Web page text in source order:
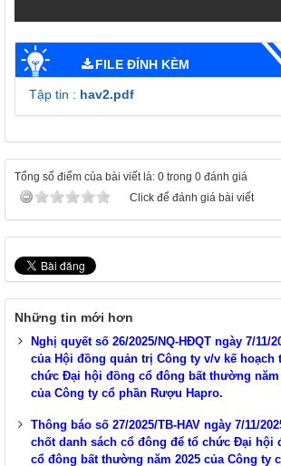
FILE ĐÍNH KÈM
Tập tin : hav2.pdf
Tổng số điểm của bài viết là: 0 trong 0 đánh giá
Click để đánh giá bài viết
Những tin mới hơn
Nghị quyết số 26/2025/NQ-HĐQT ngày 7/11/
của Hội đồng quản trị Công ty v/v kế hoạch
chức Đại hội đồng cổ đông bất thường năm
của Công ty cổ phần Rượu Hapro.
Thông báo số 27/2025/TB-HAV ngày 7/11/
chốt danh sách cổ đông để tổ chức Đại hội
cổ đông bất thường năm 2025 của Công ty